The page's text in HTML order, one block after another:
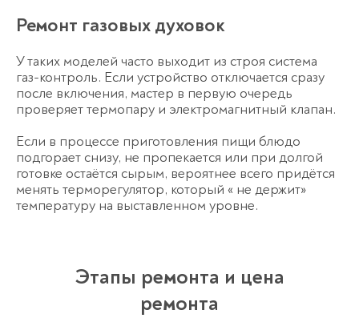
Ремонт газовых духовок
У таких моделей часто выходит из строя система
газ-контроль. Если устройство отключается сразу
после включения, мастер в первую очередь
проверяет термопару и электромагнитный клапан.
Если в процессе приготовления пищи блюдо
подгорает снизу, не пропекается или при долгой
готовке остаётся сырым, вероятнее всего придётся
менять терморегулятор, который « не держит»
температуру на выставленном уровне.
Этапы ремонта и цена
ремонта